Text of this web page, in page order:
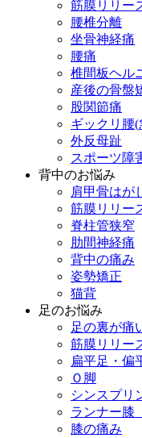
筋膜リリー
腰椎分離
坐骨神経痛
腰痛
椎間板ヘル
産後の骨盤
股関節痛
ギックリ腰
外反母趾
スポーツ障
背中のお悩み
肩甲骨はが
筋膜リリー
脊柱管狭窄
肋間神経痛
背中の痛み
姿勢矯正
猫背
足のお悩み
足の裏が痛
筋膜リリー
扁平足・偏
Ｏ脚
シンスプリ
ランナー膝
膝の痛み